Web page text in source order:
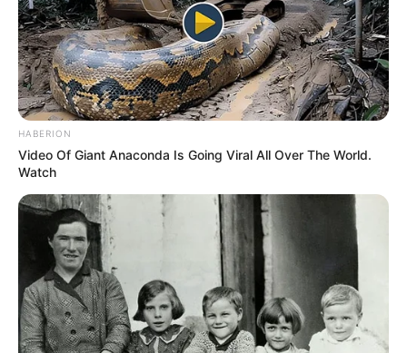
HABERION
Video Of Giant Anaconda Is Going Viral All Over The World.
Watch